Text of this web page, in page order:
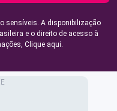
sensíveis. A disponibilização
e o direito de acesso à
Clique aqui.